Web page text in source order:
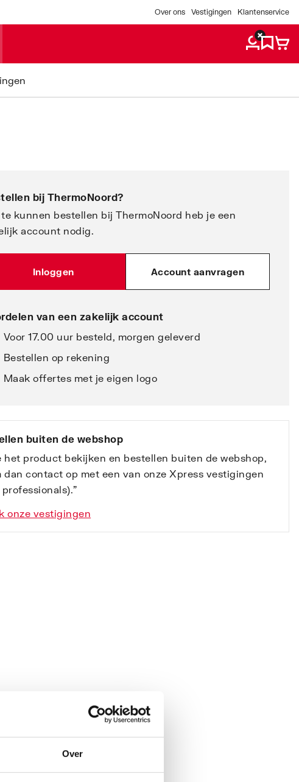
Over
Over ons Vestigingen Klantenservice
bij ThermoNoord?
te kunnen bestellen bij ThermoNoord heb je een
account nodig.
Inloggen Account aanvragen
van een zakelijk account
Voor 17.00 uur besteld, morgen geleverd
Bestellen op rekening
Maak offertes met je eigen logo
buiten de webshop
het product bekijken en bestellen buiten de webshop,
dan contact op met een van onze Xpress vestigingen
professionals).”
onze vestigingen